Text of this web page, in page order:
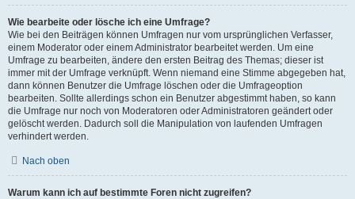
Wie bearbeite oder lösche ich eine Umfrage?
Wie bei den Beiträgen können Umfragen nur vom ursprünglichen Verfasser,
einem Moderator oder einem Administrator bearbeitet werden. Um eine
Umfrage zu bearbeiten, ändere den ersten Beitrag des Themas; dieser ist
immer mit der Umfrage verknüpft. Wenn niemand eine Stimme abgegeben hat,
dann können Benutzer die Umfrage löschen oder die Umfrageoption
bearbeiten. Sollte allerdings schon ein Benutzer abgestimmt haben, so kann
die Umfrage nur noch von Moderatoren oder Administratoren geändert oder
gelöscht werden. Dadurch soll die Manipulation von laufenden Umfragen
verhindert werden.
Nach oben
Warum kann ich auf bestimmte Foren nicht zugreifen?